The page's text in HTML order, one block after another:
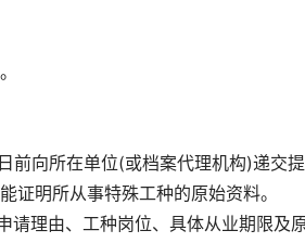
前向所在单位(或档案代理机构)递交
证明所从事特殊工种的原始资料。
请理由、工种岗位、具体从业期限及